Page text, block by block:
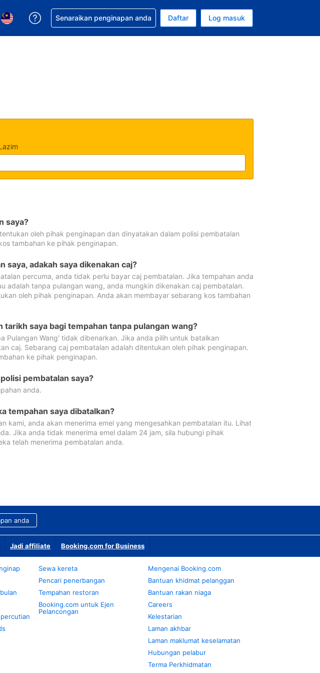
wang anda. Mata wang semasa anda adalah Dolar A.S.
Pilih bahasa anda. Bahasa semasa anda adalah Bahasa Malaysia
Dapatkan bantuan bagi tempahan anda
Senaraikan penginapan anda Daftar Log masuk
saya?
oleh pihak penginapan dan dinyatakan dalam polisi pembatalan
tambahan ke pihak penginapan.
saya, adakah saya dikenakan caj?
percuma, anda tidak perlu bayar caj pembatalan. Jika tempahan anda
adalah tanpa pulangan wang, anda mungkin dikenakan caj pembatalan.
oleh pihak penginapan. Anda akan membayar sebarang kos tambahan
tarikh saya bagi tempahan tanpa pulangan wang?
Pulangan Wang' tidak dibenarkan. Jika anda pilih untuk batalkan
caj. Sebarang caj pembatalan adalah ditentukan oleh pihak penginapan.
ke pihak penginapan.
pembatalan saya?
anda.
tempahan saya dibatalkan?
kami, anda akan menerima emel yang mengesahkan pembatalan itu. Lihat
Jika anda tidak menerima emel dalam 24 jam, sila hubungi pihak
telah menerima pembatalan anda.
anda
Jadi affiliate Booking.com for Business
Sewa kereta
Pencari penerbangan
Tempahan restoran
Booking.com untuk Ejen
Pelancongan
Mengenai Booking.com
Bantuan khidmat pelanggan
Bantuan rakan niaga
Careers
Kelestarian
Laman akhbar
Laman maklumat keselamatan
Hubungan pelabur
Terma Perkhidmatan